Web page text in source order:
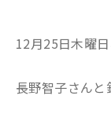
12月25日木曜日
長野智子さんと